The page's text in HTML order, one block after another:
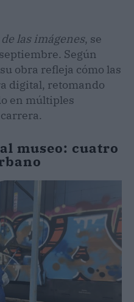
las imágenes, se
Según
obra refleja cómo las
digital, retomando
en múltiples
museo: cuatro